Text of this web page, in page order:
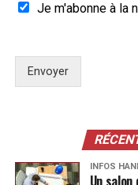
Je m'abonne à la
Envoyer
INFOS